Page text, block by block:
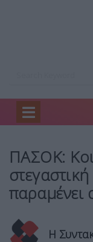
Home
ΠΑΣΟΚ:
παραμένει
Η